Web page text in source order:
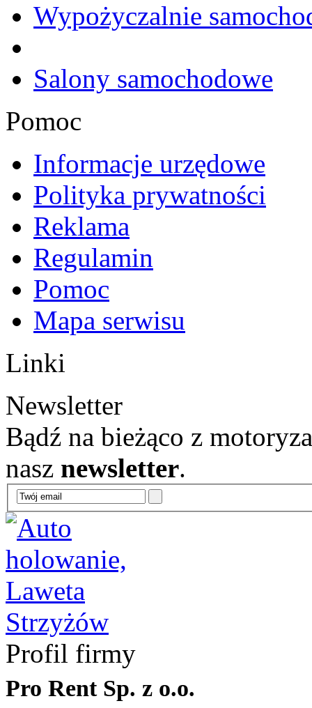
Wypożyczalnie
Salony samochodowe
Pomoc
Informacje urzędowe
Polityka prywatności
Reklama
Regulamin
Pomoc
Mapa serwisu
Linki
Newsletter
Bądź na bieżąco z
nasz newsletter.
Profil firmy
Pro Rent Sp. z o.o.